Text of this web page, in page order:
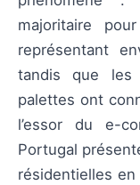
majoritaire
représentant
tandis que les
palettes ont
l’essor du e-
Portugal
résidentielles